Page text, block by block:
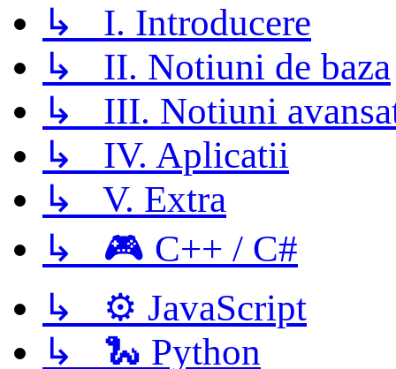
↳ I. Introducere
↳ II. Notiuni de baza
↳ III. Notiuni
↳ IV. Aplicatii
↳ V. Extra
↳ 🎮 C++ / C#
↳ ⚙️ JavaScript
↳ 🐍 Python